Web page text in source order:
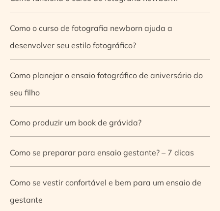
Como o curso de fotografia newborn ajuda a
desenvolver seu estilo fotográfico?
Como planejar o ensaio fotográfico de aniversário do
seu filho
Como produzir um book de grávida?
Como se preparar para ensaio gestante? – 7 dicas
Como se vestir confortável e bem para um ensaio de
gestante